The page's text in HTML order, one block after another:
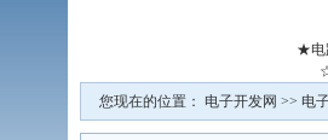
★电
您现在的位置： 电子开发网 >> 电